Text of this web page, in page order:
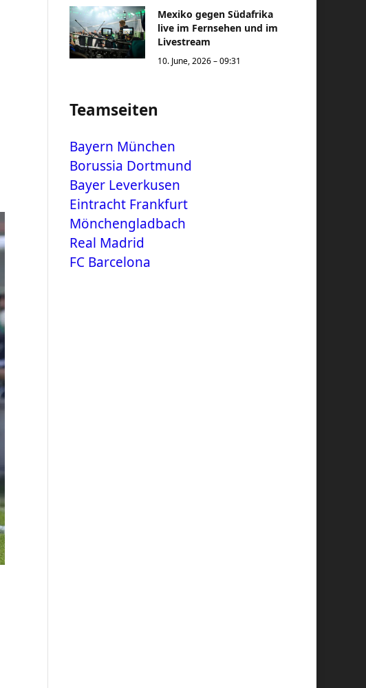
Mexiko gegen Südafrika
live im Fernsehen und im
Livestream
10. June, 2026 – 09:31
Teamseiten
Bayern München
Borussia Dortmund
Bayer Leverkusen
Eintracht Frankfurt
Mönchengladbach
Real Madrid
FC Barcelona